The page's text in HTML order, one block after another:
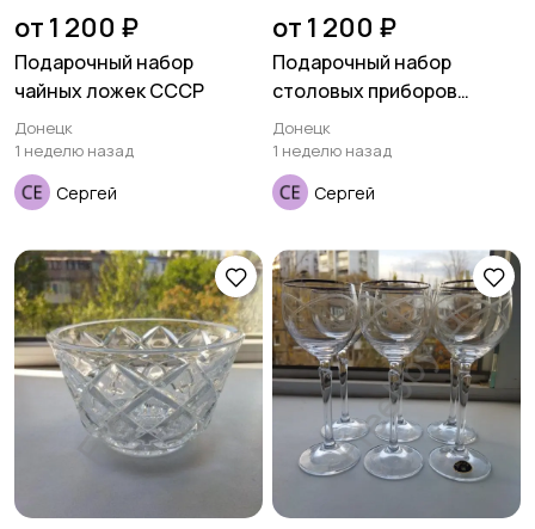
от 1 200 ₽
Подарочный набор
чайных ложек СССР
Донецк
1 неделю назад
Сергей
от 1 200 ₽
Подарочный набор
столовых приборов
BERGNER
Донецк
1 неделю назад
Сергей